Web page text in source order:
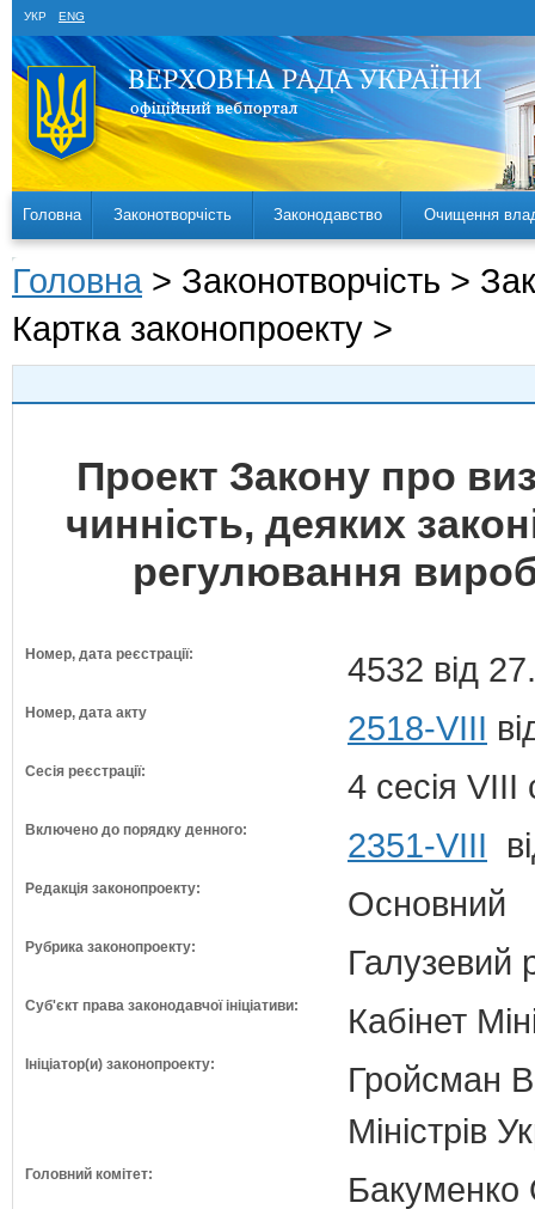
УКР ENG
Головна Законотворчість Законодавство Очищення
Головна > Законотворчість >
Картка законопроекту >
Проект Закону про
чинність, деяких
регулювання
Номер, дата реєстрації: 4532 від
Номер, дата акту 2518-VIII
Сесія реєстрації: 4 сесія VIII
Включено до порядку денного: 2351-VIII
Редакція законопроекту: Основний
Рубрика законопроекту: Галузевий
Суб'єкт права законодавчої ініціативи: Кабінет
Ініціатор(и) законопроекту:
Гройсман
Міністрів
Головний комітет:
Бакуменко